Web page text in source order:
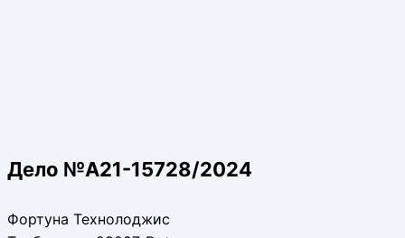
Дело №А21-15728/2024
Фортуна Технолоджис